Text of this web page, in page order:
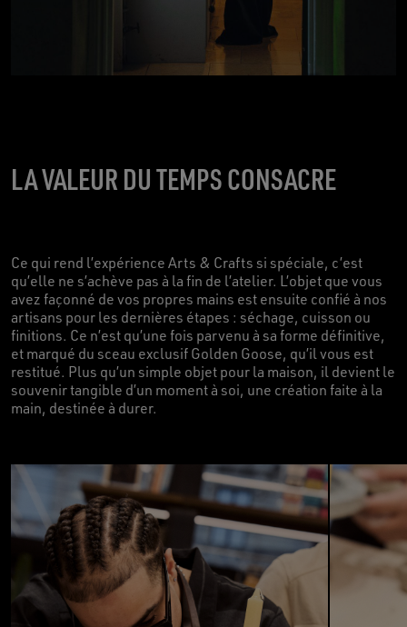
LA VALEUR DU TEMPS CONSACRE
Ce qui rend l’expérience Arts & Crafts si spéciale, c’est
qu’elle ne s’achève pas à la fin de l’atelier. L’objet que vous
avez façonné de vos propres mains est ensuite confié à nos
artisans pour les dernières étapes : séchage, cuisson ou
finitions. Ce n’est qu’une fois parvenu à sa forme définitive,
et marqué du sceau exclusif Golden Goose, qu’il vous est
restitué. Plus qu’un simple objet pour la maison, il devient le
souvenir tangible d’un moment à soi, une création faite à la
main, destinée à durer.